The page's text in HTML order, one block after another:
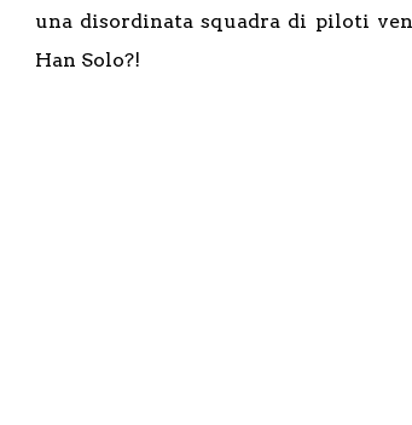
una disordinata squadra di piloti
Han Solo?!